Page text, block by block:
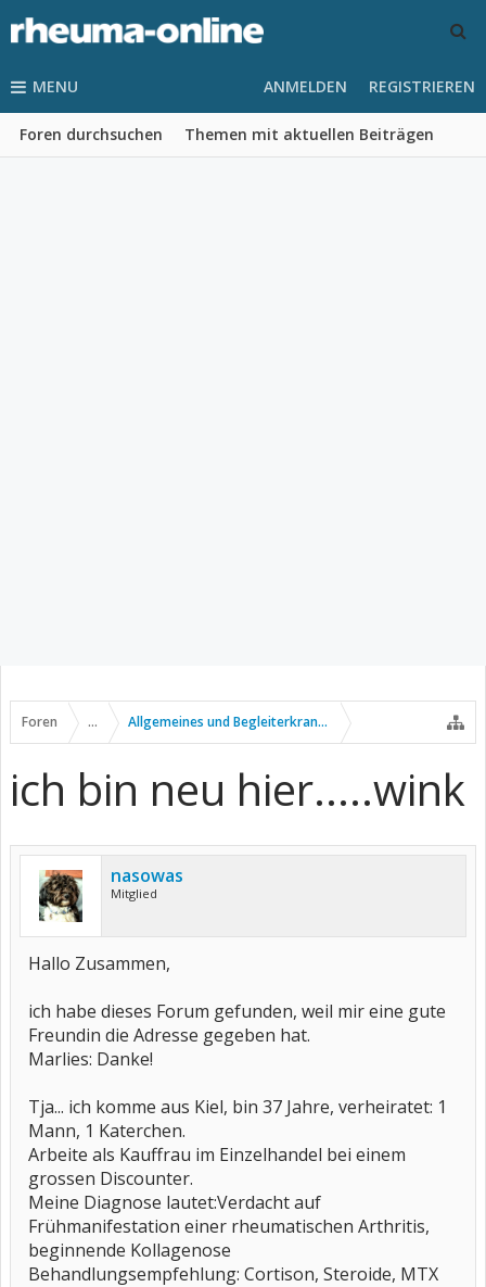
MENU
Foren durchsuchen Themen mit aktuellen Beiträgen
ANMELDEN REGISTRIEREN
Foren ... Allgemeines und Begleiterkrankungen
ich bin neu hier.....wink
nasowas
Mitglied
Hallo Zusammen,
ich habe dieses Forum gefunden, weil mir eine gute
Freundin die Adresse gegeben hat.
Marlies: Danke!
Tja... ich komme aus Kiel, bin 37 Jahre, verheiratet: 1
Mann, 1 Katerchen.
Arbeite als Kauffrau im Einzelhandel bei einem
grossen Discounter.
Meine Diagnose lautet:Verdacht auf
Frühmanifestation einer rheumatischen Arthritis,
beginnende Kollagenose
Behandlungsempfehlung: Cortison, Steroide, MTX